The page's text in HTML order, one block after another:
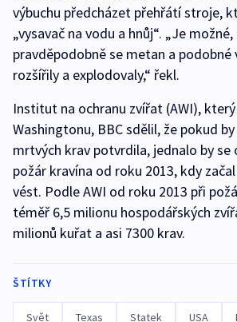
výbuchu předcházet přehřátí stroje,
„vysavač na vodu a hnůj“. „Je
pravděpodobně se metan a podobné
rozšířily a explodovaly,“ řekl.
Institut na ochranu zvířat (AWI),
Washingtonu, BBC sdělil, že pokud
mrtvých krav potvrdila, jednalo by
požár kravína od roku 2013, kdy
vést. Podle AWI od roku 2013 při
téměř 6,5 milionu hospodářských
milionů kuřat a asi 7300 krav.
ŠTÍTKY
Svět Texas Statek USA